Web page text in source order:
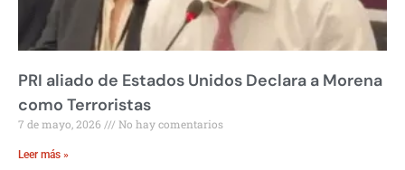
PRI aliado de Estados Unidos Declara a Morena
como Terroristas
7 de mayo, 2026 No hay comentarios
Leer más »